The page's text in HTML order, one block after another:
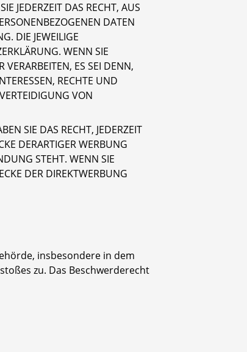
JEDERZEIT DAS RECHT, AUS
DATEN
DIE JEWEILIGE
WENN SIE
ES SEI DENN,
RECHTE UND
VON
SIE DAS RECHT, JEDERZEIT
DERARTIGER WERBUNG
STEHT. WENN SIE
DER DIREKTWERBUNG
insbesondere in dem
zu. Das Beschwerderecht